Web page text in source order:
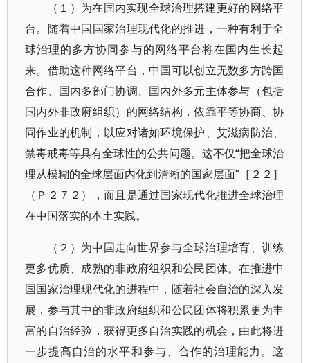
（１）为在国内实现全球治理搭建更好的网络平
台。随着中国国家治理现代化的推进，一种有利于全
球治理的多方协同参与的网络平台将在国内生长起
来。借助这种网络平台，中国可以创立无数多方跨国
合作、国内多部门协调、国内外多元主体参与（包括
国内外非政府组织）的网络结构，依靠平等协商、协
同作业的机制，以应对诸如环境保护、艾滋病防治、
禁毒戒毒等具有全球性的公共问题。这不仅“把全球治
理从模糊的全球层面内化到清晰的国家层面”［２２］
（Ｐ２７２），而且是通过国家现代化推进全球治理
在中国落实的本土实践。
（２）为中国走向世界参与全球治理培育、训练
更多优质、成熟的非政府组织和公民团体。在推进中
国国家治理现代化的进程中，随着社会自治的深入发
展，参与其中的非政府组织和公民团体将积累更为丰
富的自治经验，获得更多自治实践的机会，由此将进
一步提高自治的水平和参与、合作的治理能力。这